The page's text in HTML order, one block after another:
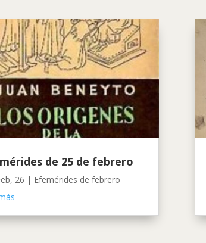
de 25 de febrero
26 | Efemérides de febrero